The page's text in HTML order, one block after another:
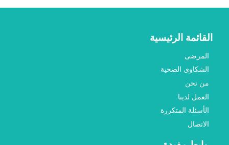
القائمة الرئيسية
المرضى
الشكاوى الصحية
من نحن
العمل لدينا
الأسئلة المتكررة
الاتصال